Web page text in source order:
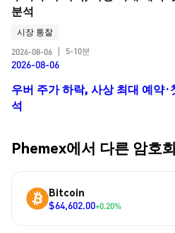
분석
시장 통찰
2026-08-06
5-10분
2026-08-06
우버 주가 하락, 사상 최대 예약
석
Phemex에서 다른 암호
Bitcoin
$64,602.00+0.20%